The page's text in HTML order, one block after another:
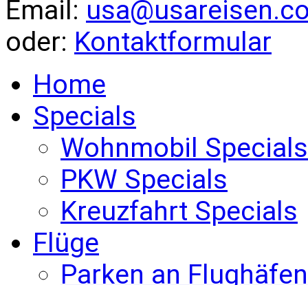
Email:
oder: Kontaktformular
Home
Specials
Wohnmobil Specials
PKW Specials
Kreuzfahrt Specials
Flüge
Parken an Flughäfen